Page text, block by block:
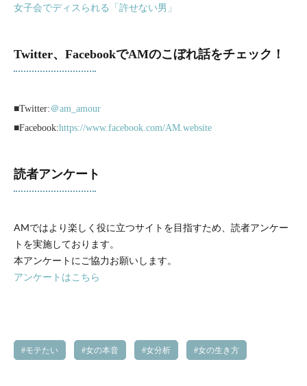
女子会でディスられる「許せない男」
Twitter、FacebookでAMのこぼれ話をチェック！
■Twitter: ＠am_amour
■Facebook:https://www.facebook.com/AM.website
読者アンケート
AMではより楽しく役に立つサイトを目指すため、読者アンケー
トを実施しております。
本アンケートにご協力お願いします。
アンケートはこちら
モテたい 女の本音 女分析 女の生き方